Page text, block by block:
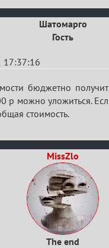
Шатомарго
Гость
17:37:16
бюджетно
р можно уложиться.
стоимость.
MissZlo
The end